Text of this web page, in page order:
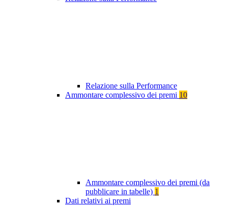
Relazione sulla Performance
Ammontare complessivo dei premi 10
Ammontare complessivo dei premi (da
pubblicare in tabelle) 1
Dati relativi ai premi